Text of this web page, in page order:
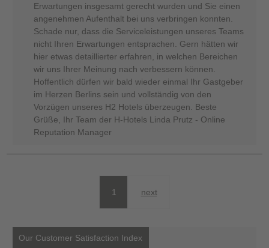
Erwartungen insgesamt gerecht wurden und Sie einen
angenehmen Aufenthalt bei uns verbringen konnten.
Schade nur, dass die Serviceleistungen unseres Teams
nicht Ihren Erwartungen entsprachen. Gern hätten wir
hier etwas detaillierter erfahren, in welchen Bereichen
wir uns Ihrer Meinung nach verbessern können.
Hoffentlich dürfen wir bald wieder einmal Ihr Gastgeber
im Herzen Berlins sein und vollständig von den
Vorzügen unseres H2 Hotels überzeugen. Beste
Grüße, Ihr Team der H-Hotels Linda Prutz - Online
Reputation Manager
1 next
Our Customer Satisfaction Index